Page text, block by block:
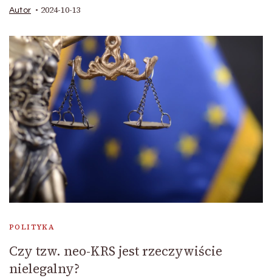
Autor 2024-10-13
POLITYKA
Czy tzw. neo-KRS jest rzeczywiście
nielegalny?